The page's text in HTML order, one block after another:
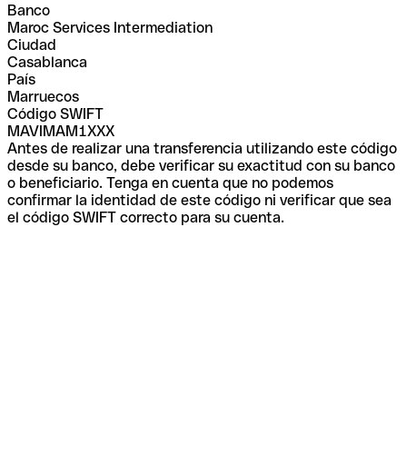
Banco
Maroc Services Intermediation
Ciudad
Casablanca
País
Marruecos
Código SWIFT
MAVIMAM1XXX
Antes de realizar una transferencia utilizando este código
desde su banco, debe verificar su exactitud con su banco
o beneficiario. Tenga en cuenta que no podemos
confirmar la identidad de este código ni verificar que sea
el código SWIFT correcto para su cuenta.